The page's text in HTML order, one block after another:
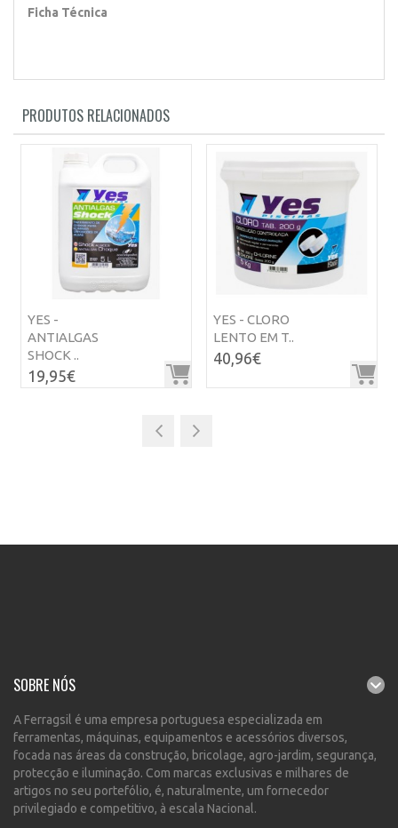
Ficha Técnica
PRODUTOS RELACIONADOS
YES -
ANTIALGAS
SHOCK ..
19,95€
YES - CLORO
LENTO EM T..
40,96€
SOBRE NÓS
A Ferragsil é uma empresa portuguesa especializada em
ferramentas, máquinas, equipamentos e acessórios diversos,
focada nas áreas da construção, bricolage, agro-jardim, segurança,
protecção e iluminação. Com marcas exclusivas e milhares de
artigos no seu portefólio, é, naturalmente, um fornecedor
privilegiado e competitivo, à escala Nacional.